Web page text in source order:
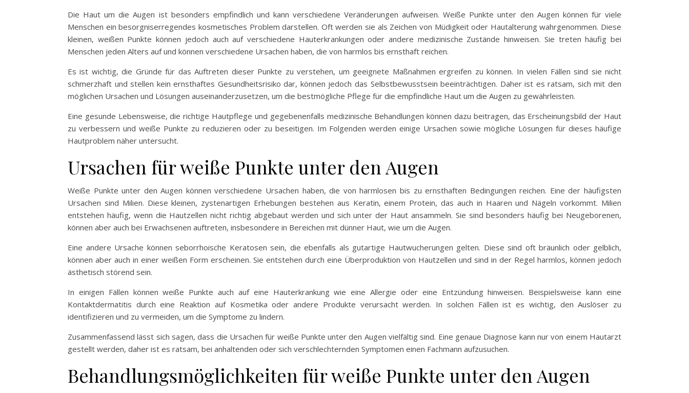
Die Haut um die Augen ist besonders empfindlich und kann verschiedene Veränderungen aufweisen. Weiße Punkte unter den Augen können für viele
Menschen ein besorgniserregendes kosmetisches Problem darstellen. Oft werden sie als Zeichen von Müdigkeit oder Hautalterung wahrgenommen. Diese
kleinen, weißen Punkte können jedoch auch auf verschiedene Hauterkrankungen oder andere medizinische Zustände hinweisen. Sie treten häufig bei
Menschen jeden Alters auf und können verschiedene Ursachen haben, die von harmlos bis ernsthaft reichen.
Es ist wichtig, die Gründe für das Auftreten dieser Punkte zu verstehen, um geeignete Maßnahmen ergreifen zu können. In vielen Fällen sind sie nicht
schmerzhaft und stellen kein ernsthaftes Gesundheitsrisiko dar, können jedoch das Selbstbewusstsein beeinträchtigen. Daher ist es ratsam, sich mit den
möglichen Ursachen und Lösungen auseinanderzusetzen, um die bestmögliche Pflege für die empfindliche Haut um die Augen zu gewährleisten.
Eine gesunde Lebensweise, die richtige Hautpflege und gegebenenfalls medizinische Behandlungen können dazu beitragen, das Erscheinungsbild der Haut
zu verbessern und weiße Punkte zu reduzieren oder zu beseitigen. Im Folgenden werden einige Ursachen sowie mögliche Lösungen für dieses häufige
Hautproblem näher untersucht.
Ursachen für weiße Punkte unter den Augen
Weiße Punkte unter den Augen können verschiedene Ursachen haben, die von harmlosen bis zu ernsthaften Bedingungen reichen. Eine der häufigsten
Ursachen sind Milien. Diese kleinen, zystenartigen Erhebungen bestehen aus Keratin, einem Protein, das auch in Haaren und Nägeln vorkommt. Milien
entstehen häufig, wenn die Hautzellen nicht richtig abgebaut werden und sich unter der Haut ansammeln. Sie sind besonders häufig bei Neugeborenen,
können aber auch bei Erwachsenen auftreten, insbesondere in Bereichen mit dünner Haut, wie um die Augen.
Eine andere Ursache können seborrhoische Keratosen sein, die ebenfalls als gutartige Hautwucherungen gelten. Diese sind oft bräunlich oder gelblich,
können aber auch in einer weißen Form erscheinen. Sie entstehen durch eine Überproduktion von Hautzellen und sind in der Regel harmlos, können jedoch
ästhetisch störend sein.
In einigen Fällen können weiße Punkte auch auf eine Hauterkrankung wie eine Allergie oder eine Entzündung hinweisen. Beispielsweise kann eine
Kontaktdermatitis durch eine Reaktion auf Kosmetika oder andere Produkte verursacht werden. In solchen Fällen ist es wichtig, den Auslöser zu
identifizieren und zu vermeiden, um die Symptome zu lindern.
Zusammenfassend lässt sich sagen, dass die Ursachen für weiße Punkte unter den Augen vielfältig sind. Eine genaue Diagnose kann nur von einem Hautarzt
gestellt werden, daher ist es ratsam, bei anhaltenden oder sich verschlechternden Symptomen einen Fachmann aufzusuchen.
Behandlungsmöglichkeiten für weiße Punkte unter den Augen